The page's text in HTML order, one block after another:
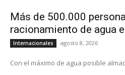
Más de 500.000
racionamiento de agua
Internacionales agosto 8, 2026
Con el máximo de agua posible